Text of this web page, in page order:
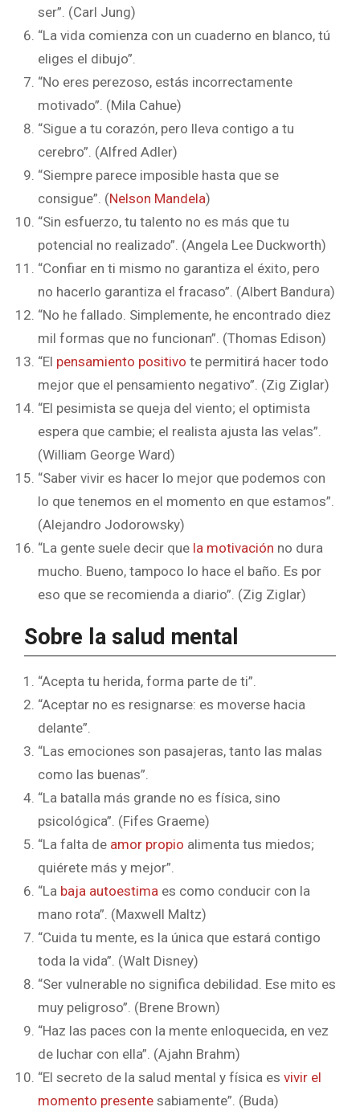
ser”. (Carl Jung)
“La vida comienza con un cuaderno en blanco, tú
eliges el dibujo”.
“No eres perezoso, estás incorrectamente
motivado”. (Mila Cahue)
“Sigue a tu corazón, pero lleva contigo a tu
cerebro”. (Alfred Adler)
“Siempre parece imposible hasta que se
consigue”. (Nelson Mandela)
“Sin esfuerzo, tu talento no es más que tu
potencial no realizado”. (Angela Lee Duckworth)
“Confiar en ti mismo no garantiza el éxito, pero
no hacerlo garantiza el fracaso”. (Albert Bandura)
“No he fallado. Simplemente, he encontrado diez
mil formas que no funcionan”. (Thomas Edison)
“El pensamiento positivo te permitirá hacer todo
mejor que el pensamiento negativo”. (Zig Ziglar)
“El pesimista se queja del viento; el optimista
espera que cambie; el realista ajusta las velas”.
(William George Ward)
“Saber vivir es hacer lo mejor que podemos con
lo que tenemos en el momento en que estamos”.
(Alejandro Jodorowsky)
“La gente suele decir que la motivación no dura
mucho. Bueno, tampoco lo hace el baño. Es por
eso que se recomienda a diario”. (Zig Ziglar)
Sobre la salud mental
“Acepta tu herida, forma parte de ti”.
“Aceptar no es resignarse: es moverse hacia
delante”.
“Las emociones son pasajeras, tanto las malas
como las buenas”.
“La batalla más grande no es física, sino
psicológica”. (Fifes Graeme)
“La falta de amor propio alimenta tus miedos;
quiérete más y mejor”.
“La baja autoestima es como conducir con la
mano rota”. (Maxwell Maltz)
“Cuida tu mente, es la única que estará contigo
toda la vida”. (Walt Disney)
“Ser vulnerable no significa debilidad. Ese mito es
muy peligroso”. (Brene Brown)
“Haz las paces con la mente enloquecida, en vez
de luchar con ella”. (Ajahn Brahm)
“El secreto de la salud mental y física es vivir el
momento presente sabiamente”. (Buda)